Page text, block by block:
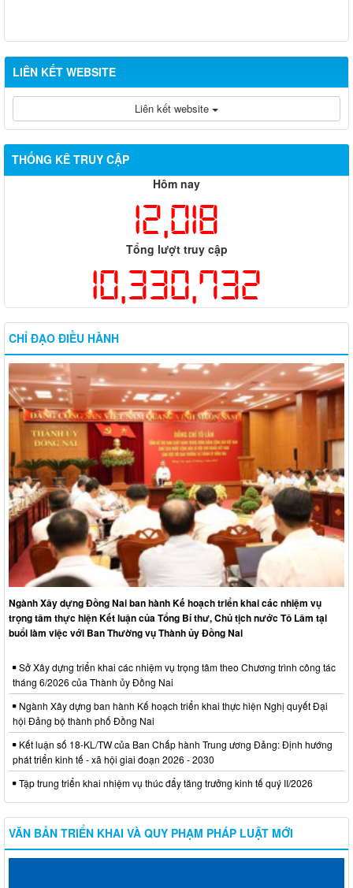
LIÊN KẾT WEBSITE
Liên kết website
THỐNG KÊ TRUY CẬP
Hôm nay
12,018
Tổng lượt truy cập
10,330,732
CHỈ ĐẠO ĐIỀU HÀNH
Ngành Xây dựng Đồng Nai ban hành Kế hoạch triển khai các nhiệm vụ
trọng tâm thực hiện Kết luận của Tổng Bí thư, Chủ tịch nước Tô Lâm tại
buổi làm việc với Ban Thường vụ Thành ủy Đồng Nai
Sở Xây dựng triển khai các nhiệm vụ trọng tâm theo Chương trình công tác
tháng 6/2026 của Thành ủy Đồng Nai
Ngành Xây dựng ban hành Kế hoạch triển khai thực hiện Nghị quyết Đại
hội Đảng bộ thành phố Đồng Nai
Kết luận số 18-KL/TW của Ban Chấp hành Trung ương Đảng: Định hướng
phát triển kinh tế - xã hội giai đoạn 2026 - 2030
Tập trung triển khai nhiệm vụ thúc đẩy tăng trưởng kinh tế quý II/2026
VĂN BẢN TRIỂN KHAI VÀ QUY PHẠM PHÁP LUẬT MỚI